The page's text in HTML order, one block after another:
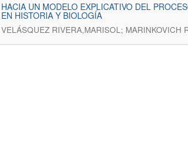
HACIA UN MODELO EXPLICATIVO DEL
EN HISTORIA Y BIOLOGÍA
VELÁSQUEZ RIVERA,MARISOL; MARINKOVICH